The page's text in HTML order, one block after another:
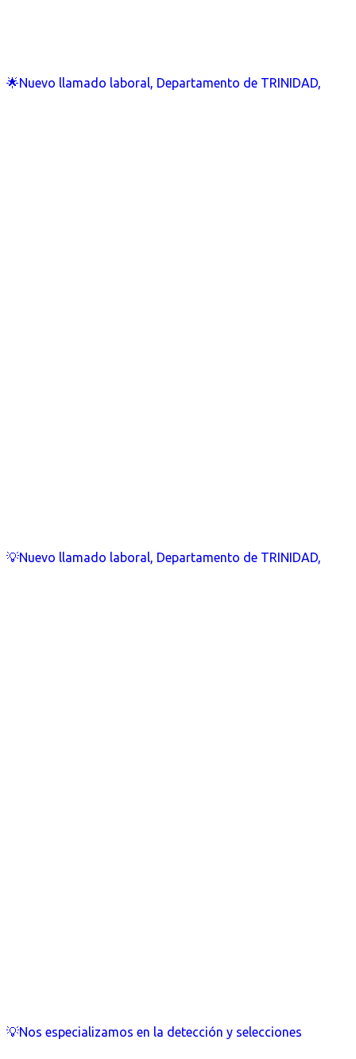
🌟Nuevo llamado laboral, Departamento de TRINIDAD,
💡Nuevo llamado laboral, Departamento de TRINIDAD,
💡Nos especializamos en la detección y selecciones